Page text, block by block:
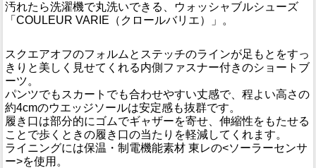
汚れたら洗濯機で丸洗いできる、ウォッシャブルシューズ
「COULEUR VARIE（クロールバリエ）」。
スクエアオフのフォルムとステッチのラインが足もとをすっ
きりと美しく見せてくれる内側ファスナー付きのショートブ
ーツ。
パンツでもスカートでも合わせやすい丈感で、程よい高さの
約4cmのウエッジソールは安定感も抜群です。
履き口は部分的にゴムでギャザーを寄せ、伸縮性をもたせる
ことで歩くときの履き口の当たりを軽減してくれます。
ライニングには保温・制電機能素材 東レの<ソーラーセンサ
ー>を使用。